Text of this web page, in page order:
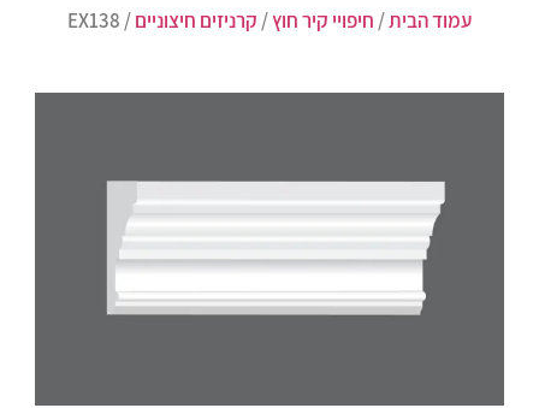
עמוד הבית/ חיפויי קיר חוץ/ קרניזים חיצוניים/ EX138